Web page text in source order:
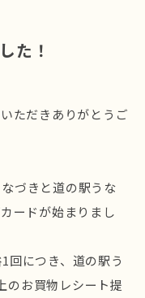
た！
ただきありがとうご
づきと道の駅うな
ードが始まりまし
回につき、道の駅う
のお買物レシート提